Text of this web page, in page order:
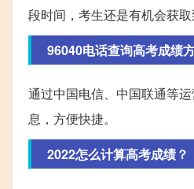
段时间，考生还是有机会获取
96040电话查询高考成绩
通过中国电信、中国联通等
息，方便快捷。
2022怎么计算高考成绩？